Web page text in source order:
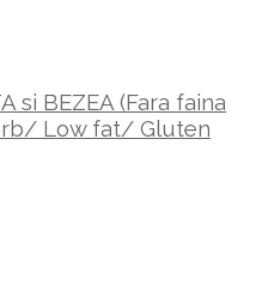
si BEZEA (Fara faina
Low fat/ Gluten